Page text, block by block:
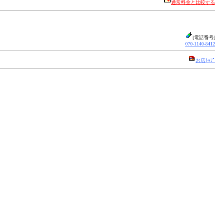
通常料金と比較する
[電話番号]
070-1140-8412
お店ﾄｯﾌﾟ